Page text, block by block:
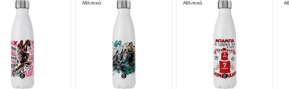
Αθλητικά Αθλητικά